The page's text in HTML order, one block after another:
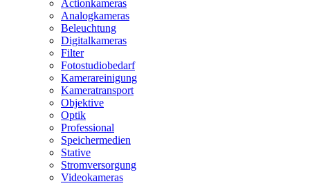
Actionkameras
Analogkameras
Beleuchtung
Digitalkameras
Filter
Fotostudiobedarf
Kamerareinigung
Kameratransport
Objektive
Optik
Professional
Speichermedien
Stative
Stromversorgung
Videokameras